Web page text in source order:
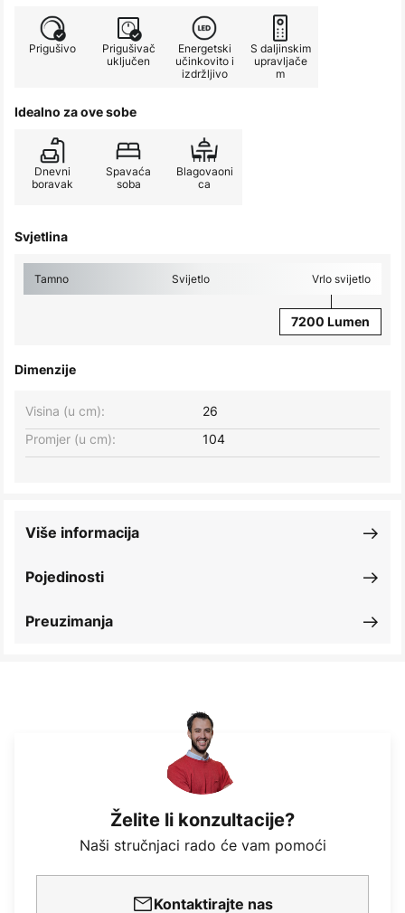
Prigušivo
Prigušivač
uključen
Energetski
učinkovito i
izdržljivo
S daljinskim
upravljače
m
Idealno za ove sobe
Dnevni
boravak
Spavaća
soba
Blagovaoni
ca
Svjetlina
Tamno Svijetlo Vrlo svijetlo
7200 Lumen
Dimenzije
Visina (u cm):
26
Promjer (u cm):
104
Pojedinosti
Više informacija
Preuzimanja
Želite li konzultacije?
Naši stručnjaci rado će vam pomoći
Kontaktirajte nas